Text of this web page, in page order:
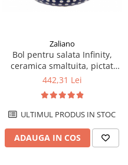
Zaliano
Bol pentru salata Infinity,
ceramica smaltuita, pictat
manual, 27,0 cm, volum 4,5 L
442,31 Lei
ULTIMUL PRODUS IN STOC
ADAUGA IN COS